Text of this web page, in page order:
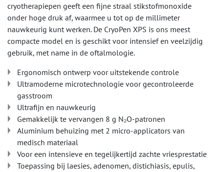
cryotherapiepen geeft een fijne straal stikstofmonoxide
onder hoge druk af, waarmee u tot op de millimeter
nauwkeurig kunt werken. De CryoPen XPS is ons meest
compacte model en is geschikt voor intensief en veelzijdig
gebruik, met name in de oftalmologie.
Ergonomisch ontwerp voor uitstekende controle
Ultramoderne microtechnologie voor gecontroleerde
gasstroom
Ultrafijn en nauwkeurig
Gemakkelijk te vervangen 8 g N₂O-patronen
Aluminium behuizing met 2 micro-applicators van
medisch materiaal
Voor een intensieve en tegelijkertijd zachte vriesprestatie
Toepassing bij laesies, adenomen, distichiasis, epulis,